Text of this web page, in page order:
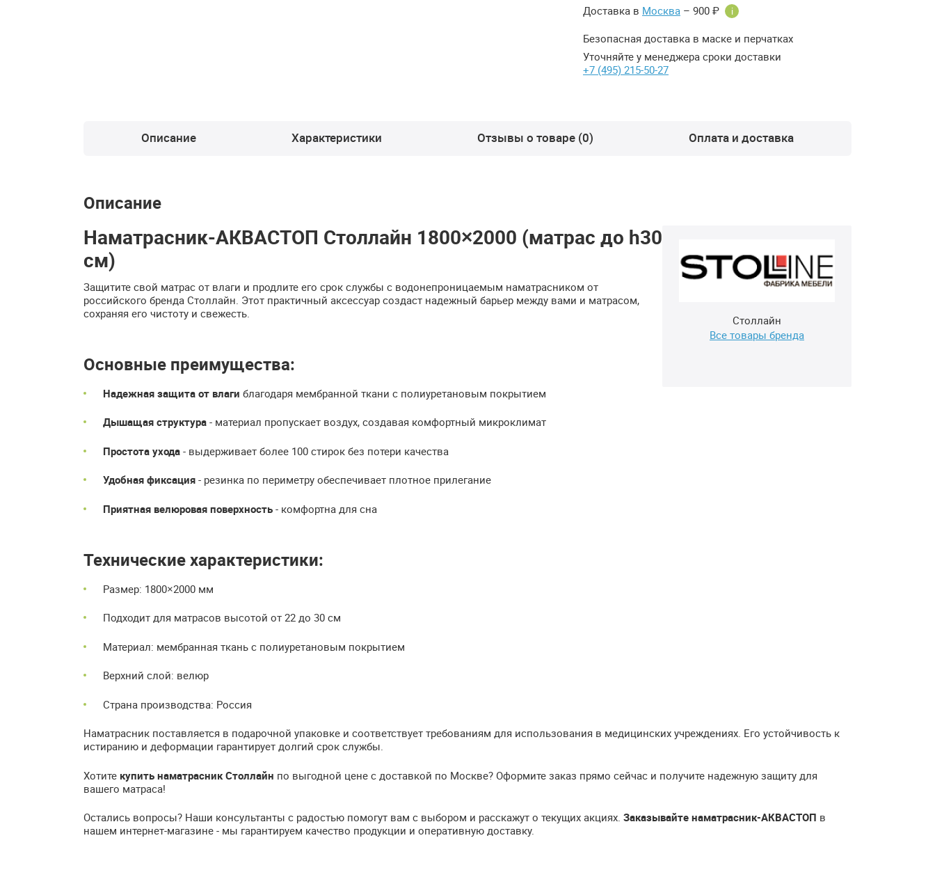
Доставка в Москва – 900 ₽ i
Безопасная доставка в маске и перчатках
Уточняйте у менеджера сроки доставки
+7 (495) 215-50-27
Описание Характеристики Отзывы о товаре (0) Оплата и доставка
Описание
Столлайн
Все товары бренда
Наматрасник-АКВАСТОП Столлайн 1800×2000 (матрас до h30
см)
Защитите свой матрас от влаги и продлите его срок службы с водонепроницаемым наматрасником от
российского бренда Столлайн. Этот практичный аксессуар создаст надежный барьер между вами и матрасом,
сохраняя его чистоту и свежесть.
Основные преимущества:
Надежная защита от влаги благодаря мембранной ткани с полиуретановым покрытием
Дышащая структура - материал пропускает воздух, создавая комфортный микроклимат
Простота ухода - выдерживает более 100 стирок без потери качества
Удобная фиксация - резинка по периметру обеспечивает плотное прилегание
Приятная велюровая поверхность - комфортна для сна
Технические характеристики:
Размер: 1800×2000 мм
Подходит для матрасов высотой от 22 до 30 см
Материал: мембранная ткань с полиуретановым покрытием
Верхний слой: велюр
Страна производства: Россия
Наматрасник поставляется в подарочной упаковке и соответствует требованиям для использования в медицинских учреждениях. Его устойчивость к
истиранию и деформации гарантирует долгий срок службы.
Хотите купить наматрасник Столлайн по выгодной цене с доставкой по Москве? Оформите заказ прямо сейчас и получите надежную защиту для
вашего матраса!
Остались вопросы? Наши консультанты с радостью помогут вам с выбором и расскажут о текущих акциях. Заказывайте наматрасник-АКВАСТОП в
нашем интернет-магазине - мы гарантируем качество продукции и оперативную доставку.